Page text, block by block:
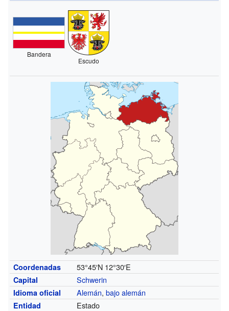
Bandera
Escudo
Coordenadas 53°45′N 12°30′E
Capital Schwerin
Idioma oficial Alemán,bajo alemán
Entidad
Estado